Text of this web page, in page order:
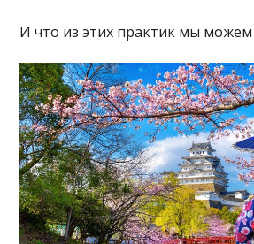
И что из этих практик мы можем